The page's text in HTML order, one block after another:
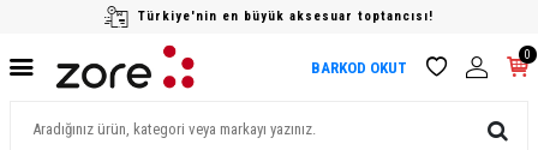
Türkiye'nin en büyük aksesuar toptancısı!
BARKOD OKUT
0